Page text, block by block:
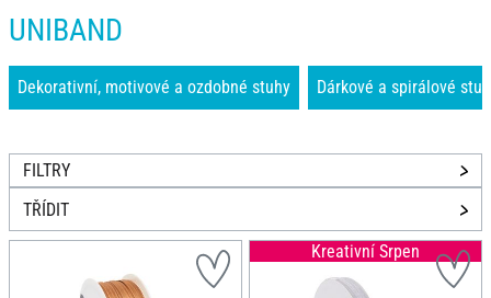
UNIBAND
Dekorativní, motivové a ozdobné stuhy Dárkové a spirálové
FILTRY
TŘÍDIT
Kreativní Srpen